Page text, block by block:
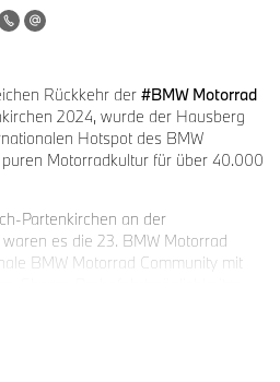
Rückkehr der #BMW Motorrad
2024, wurde der Hausberg
Hotspot des BMW
Motorradkultur für über 40.000
Partenkirchen an der
es die 23. BMW Motorrad
BMW Motorrad Community mit
bayerischer Lebensart und